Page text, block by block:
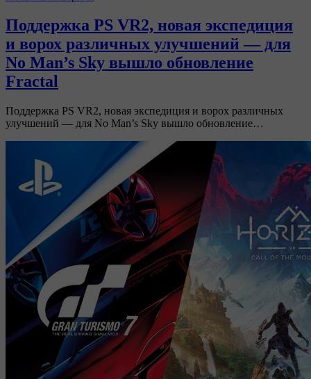
Поддержка PS VR2, новая экспедиция
и ворох различных улучшений — для
No Man’s Sky вышло обновление
Fractal
Поддержка PS VR2, новая экспедиция и ворох различных
улучшений — для No Man’s Sky вышло обновление…